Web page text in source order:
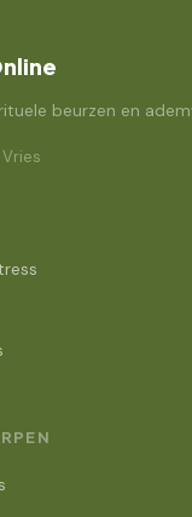
beurzen en